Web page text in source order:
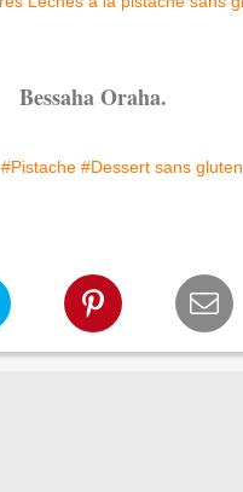
Bessaha Oraha.
#Pistache #Dessert sans gluten